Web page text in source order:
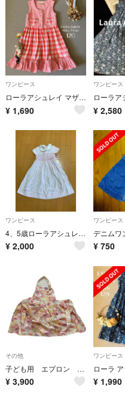
ワンピース
ローラアシュレイ マザー&チャイルド 格子お花❁⃘ステッチワンピース120
¥ 1,690
ワンピース
¥ 2,580
ワンピース
4、5歳ローラアシュレイワンピース
¥ 2,000
ワンピース
デニム
¥ 750
その他
子ども用 エプロン 三角巾 セット LAURA ASHLEY
¥ 3,900
ワンピース
¥ 1,990